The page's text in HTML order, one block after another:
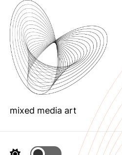
the
content
mixed media art